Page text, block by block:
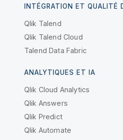
INTÉGRATION ET QUALITÉ
Qlik Talend
Qlik Talend Cloud
Talend Data Fabric
ANALYTIQUES ET IA
Qlik Cloud Analytics
Qlik Answers
Qlik Predict
Qlik Automate